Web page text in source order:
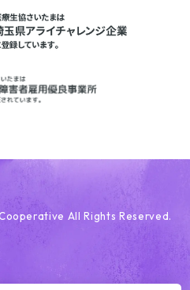
All Rights Reserved.